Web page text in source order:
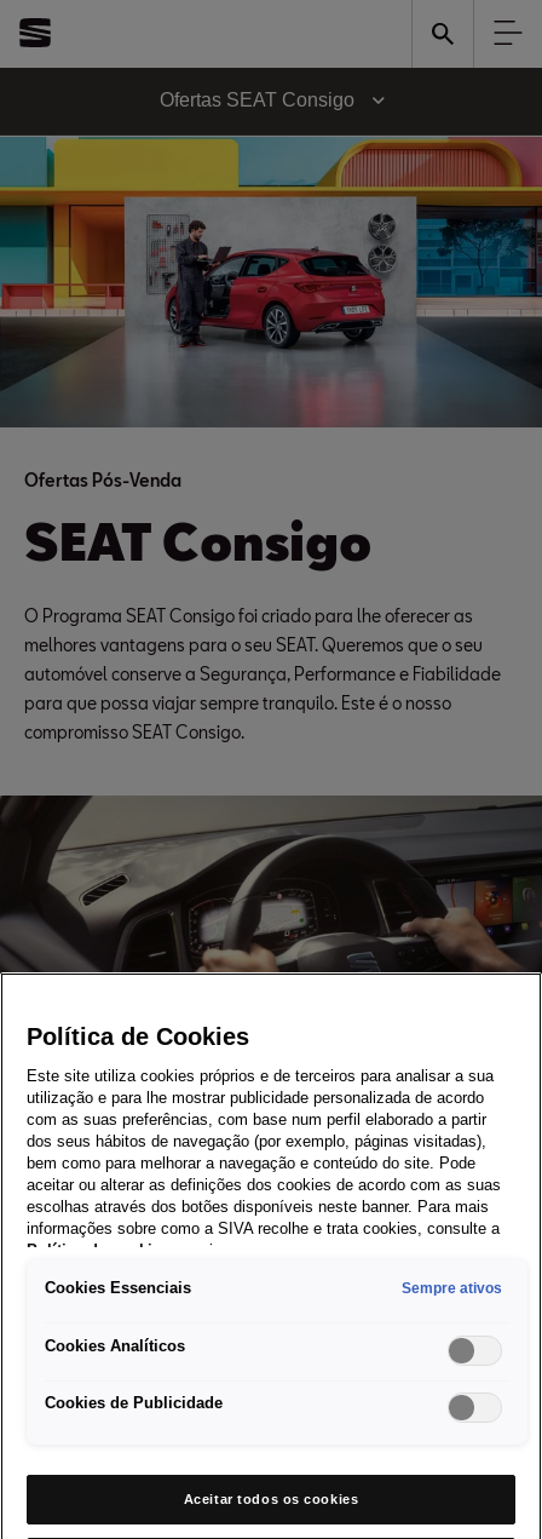
Ofertas SEAT Consigo
Ofertas Pós-Venda
SEAT Consigo
O Programa SEAT Consigo foi criado para lhe oferecer as
melhores vantagens para o seu SEAT. Queremos que o seu
automóvel conserve a Segurança, Performance e Fiabilidade
para que possa viajar sempre tranquilo. Este é o nosso
compromisso SEAT Consigo.
SEAT Consigo
SEAT Full Link agora por
234,32€*
Aproveite a nossa oferta SEAT Consigo e usufrua de tudo o que
o SEAT Full Link lhe pode proporcionar por apenas 234,32€
(IVA inc. 23%)*.
Ver oferta
Política de Cookies
Este site utiliza cookies próprios e de terceiros para analisar a sua
utilização e para lhe mostrar publicidade personalizada de acordo
com as suas preferências, com base num perfil elaborado a partir
dos seus hábitos de navegação (por exemplo, páginas visitadas),
bem como para melhorar a navegação e conteúdo do site. Pode
aceitar ou alterar as definições dos cookies de acordo com as suas
escolhas através dos botões disponíveis neste banner. Para mais
informações sobre como a SIVA recolhe e trata cookies, consulte a
Política de cookies
em vigor.
Cookies Essenciais Sempre ativos
Cookies Analíticos
Cookies de Publicidade
Aceitar todos os cookies